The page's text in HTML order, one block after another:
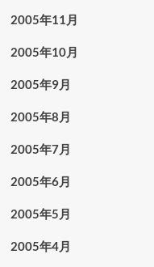
2005年11月
2005年10月
2005年9月
2005年8月
2005年7月
2005年6月
2005年5月
2005年4月